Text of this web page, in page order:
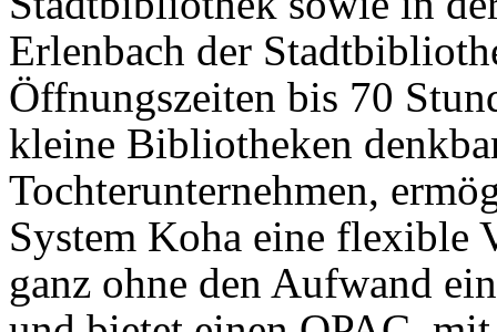
Erlenbach der
Öffnungszeiten bis 70
kleine Bibliotheken
Tochterunternehmen,
System Koha eine flexible
ganz ohne den Aufwand